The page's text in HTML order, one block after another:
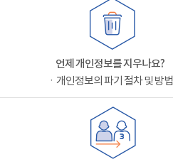
언제 개인정보를 지우나요?
ㆍ개인정보의 파기 절차 및 방법